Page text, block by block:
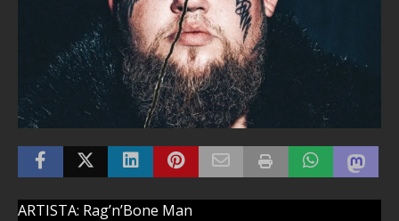
ARTISTA: Rag’n’Bone Man